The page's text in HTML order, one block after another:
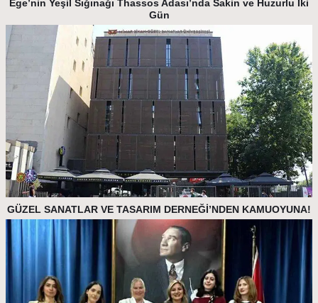
Ege’nin Yeşil Sığınağı Thassos Adası’nda Sakin ve Huzurlu İki
Gün
GÜZEL SANATLAR VE TASARIM DERNEĞİ’NDEN KAMUOYUNA!